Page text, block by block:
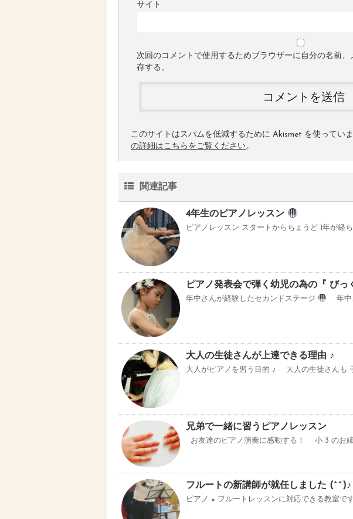
サイト
次回のコメントで使用するためブラウザーに自分の名前
存する。
このサイトはスパムを低減するために Akismet を使っていま
の詳細はこちらをご覧ください。
関連記事
4年生のピアノレッスン
ピアノレッスン スタートからちょうど 1年が
ピアノ発表会で弾く幼児の為の『 びっ
年中さんが経験したセカンドステージ 年中
大人の生徒さんが上達できる理由 ♪
大人がピアノを習う目的 ♪ 大人の生徒さんも
兄弟で一緒に習うピアノレッスン
お友達のピアノ演奏に感動する！ 小 3 のお
フルートの新講師が就任しました (^^)♪
ピアノ × フルートレッスンに対応できる教室